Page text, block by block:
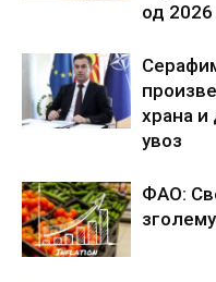
од
храна и
увоз
ФАО: